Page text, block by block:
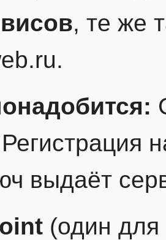
, те же
выдаёт
(один для